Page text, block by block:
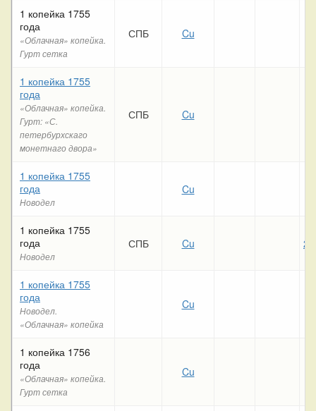
1 копейка 1755
года
«Облачная» копейка.
Гурт сетка
СПБ Cu
1 копейка 1755
года
«Облачная» копейка.
Гурт: «С.
петербурхскаго
монетнаго двора»
СПБ Cu
1 копейка 1755
года
Новодел
Cu
1 копейка 1755
года
Новодел
СПБ Cu
1 копейка 1755
года
Новодел.
«Облачная» копейка
Cu
1 копейка 1756
года
«Облачная» копейка.
Гурт сетка
Cu